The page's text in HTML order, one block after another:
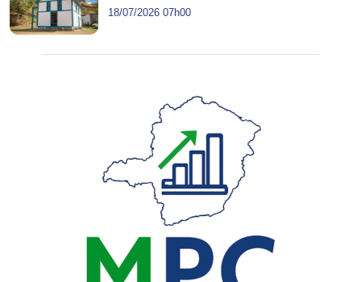
18/07/2026 07h00